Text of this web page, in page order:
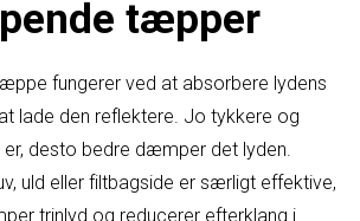
tæpper
fungerer ved at absorbere lydens
lade den reflektere. Jo tykkere og
desto bedre dæmper det lyden.
uld eller filtbagside er særligt effektive,
trinlyd og reducerer efterklang i